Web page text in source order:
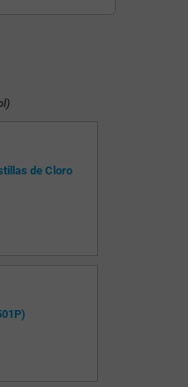
de Cloro